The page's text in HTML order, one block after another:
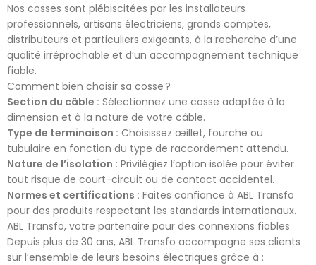
Nos cosses sont plébiscitées par les installateurs
professionnels, artisans électriciens, grands comptes,
distributeurs et particuliers exigeants, à la recherche d’une
qualité irréprochable et d’un accompagnement technique
fiable.
Comment bien choisir sa cosse ?
Section du câble : Sélectionnez une cosse adaptée à la
dimension et à la nature de votre câble.
Type de terminaison : Choisissez œillet, fourche ou
tubulaire en fonction du type de raccordement attendu.
Nature de l’isolation : Privilégiez l’option isolée pour éviter
tout risque de court-circuit ou de contact accidentel.
Normes et certifications : Faites confiance à ABL Transfo
pour des produits respectant les standards internationaux.
ABL Transfo, votre partenaire pour des connexions fiables
Depuis plus de 30 ans, ABL Transfo accompagne ses clients
sur l’ensemble de leurs besoins électriques grâce à :